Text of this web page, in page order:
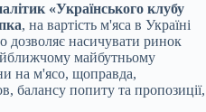
«Українського клубу
, на вартість м'яса в Україні
дозволяє насичувати ринок
майбутньому
на м'ясо, щоправда,
балансу попиту та пропозиції,